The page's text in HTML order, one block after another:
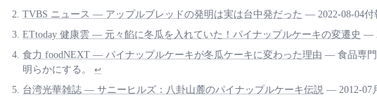
TVBS ニュース — アップルブレッドの発明は実は台中発だった — 2022-08-04付
ETtoday 健康雲 — 元々餡に冬瓜を入れていた！パイナップルケーキの変遷史 —
食力 foodNEXT — パイナップルケーキが冬瓜ケーキに変わった理由 — 食品専門
明らかにする。
↩
台湾光華雑誌 — サニーヒルズ：八卦山麓のパイナップルケーキ伝説 — 2012-07